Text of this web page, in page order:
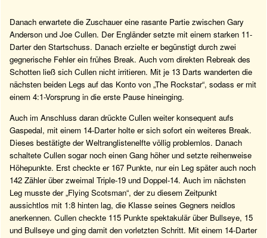
Danach erwartete die Zuschauer eine rasante Partie zwischen Gary
Anderson und Joe Cullen. Der Engländer setzte mit einem starken 11-
Darter den Startschuss. Danach erzielte er begünstigt durch zwei
gegnerische Fehler ein frühes Break. Auch vom direkten Rebreak des
Schotten ließ sich Cullen nicht irritieren. Mit je 13 Darts wanderten die
nächsten beiden Legs auf das Konto von „The Rockstar“, sodass er mit
einem 4:1-Vorsprung in die erste Pause hineinging.
Auch im Anschluss daran drückte Cullen weiter konsequent aufs
Gaspedal, mit einem 14-Darter holte er sich sofort ein weiteres Break.
Dieses bestätigte der Weltranglistenelfte völlig problemlos. Danach
schaltete Cullen sogar noch einen Gang höher und setzte reihenweise
Höhepunkte. Erst checkte er 167 Punkte, nur ein Leg später auch noch
142 Zähler über zweimal Triple-19 und Doppel-14. Auch im nächsten
Leg musste der „Flying Scotsman“, der zu diesem Zeitpunkt
aussichtlos mit 1:8 hinten lag, die Klasse seines Gegners neidlos
anerkennen. Cullen checkte 115 Punkte spektakulär über Bullseye, 15
und Bullseye und ging damit den vorletzten Schritt. Mit einem 14-Darter